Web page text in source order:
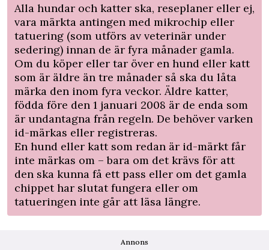
Alla hundar och katter ska, reseplaner eller ej,
vara märkta antingen med mikrochip eller
tatuering (som utförs av veterinär under
sedering) innan de är fyra månader gamla.
Om du köper eller tar över en hund eller katt
som är äldre än tre månader så ska du låta
märka den inom fyra veckor. Äldre katter,
födda före den 1 januari 2008 är de enda som
är undantagna från regeln. De behöver varken
id-märkas eller registreras.
En hund eller katt som redan är id-märkt får
inte märkas om – bara om det krävs för att
den ska kunna få ett pass eller om det gamla
chippet har slutat fungera eller om
tatueringen inte går att läsa längre.
Annons